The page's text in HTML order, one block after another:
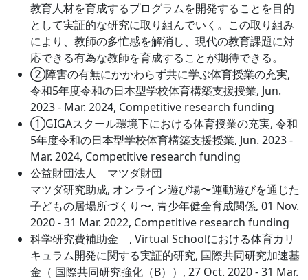
教育人材を育成するプログラムを開発することを目的
として実証的な研究に取り組んでいく。この取り組み
により、教師の多忙感を解消し、現代の教育課題に対
応できる有為な教師を育成することが期待できる。
②障害の有無にかかわらず共に学ぶ体育授業の充実,
令和5年度令和の日本型学校体育構築支援授業, Jun.
2023 - Mar. 2024, Competitive research funding
①GIGAスクール環境下における体育授業の充実, 令和
5年度令和の日本型学校体育構築支援授業, Jun. 2023 -
Mar. 2024, Competitive research funding
公益財団法人 マツダ財団
マツダ研究助成, オンライン遊び場〜運動遊びを通じた
子どもの居場所づくり〜, 青少年健全育成関係, 01 Nov.
2020 - 31 Mar. 2022, Competitive research funding
科学研究費補助金 , Virtual Schoolにおける体育カリ
キュラム開発に関する実証的研究, 国際共同研究加速基
金（ 国際共同研究強化（B））, 27 Oct. 2020 - 31 Mar.